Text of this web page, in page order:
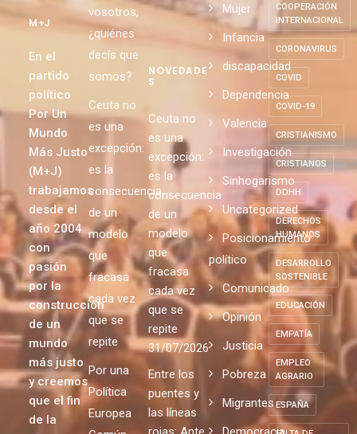
M+J
En el
partido
político
Por Un
Mundo
Más Justo
(M+J)
trabajamos
desde el
año 2004
con
pasión
por la
construcción
de un
mundo
más justo
y creemos
que el fin
de la
vosotros,
¿quiénes
decís que
somos?
Ceuta no
es una
excepción:
es la
consecuencia
de un
modelo
que
fracasa
cada vez
que se
repite
Por una
Política
Europea
NOVEDADE
S
Ceuta no
es una
excepción:
es la
consecuencia
de un
modelo
que
fracasa
cada vez
que se
repite
31/07/2026
Entre los
puentes y
las líneas
Mujer
Infancia
discapacidad
Dependencia
Valencia
Investigación
Sinhogarismo
Uncategorized
Posicionamiento
político
Comunicado
Opinión
Justicia
Pobreza
Migrantes
COOPERACIÓN
INTERNACIONAL
CORONAVIRUS
COVID
COVID-19
CRISTIANISMO
CRISTIANOS
DDHH
DERECHOS
HUMANOS
DESARROLLO
SOSTENIBLE
EDUCACIÓN
EMPATÍA
EMPLEO
AGRARIO
ESPAÑA